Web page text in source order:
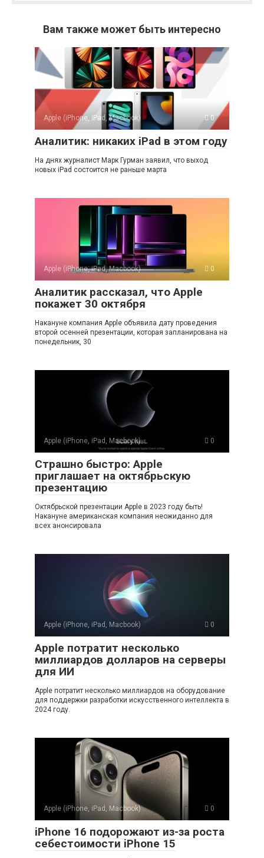
Вам также может быть интересно
Apple (iPhone, iPad, Macbook) 0
Аналитик: никаких iPad в этом году
На днях журналист Марк Гурман заявил, что выход
новых iPad состоится не раньше марта
Apple (iPhone, iPad, Macbook) 0
Аналитик рассказал, что Apple
покажет 30 октября
Накануне компания Apple объявила дату проведения
второй осенней презентации, которая запланирована на
понедельник, 30
Apple (iPhone, iPad, Macbook) 0
Страшно быстро: Apple
приглашает на октябрьскую
презентацию
Октябрьской презентации Apple в 2023 году быть!
Накануне американская компания неожиданно для
всех анонсировала
Apple (iPhone, iPad, Macbook) 0
Apple потратит несколько
миллиардов долларов на серверы
для ИИ
Apple потратит несколько миллиардов на оборудование
для поддержки разработки искусственного интеллекта в
2024 году.
Apple (iPhone, iPad, Macbook) 0
iPhone 16 подорожают из-за роста
себестоимости iPhone 15